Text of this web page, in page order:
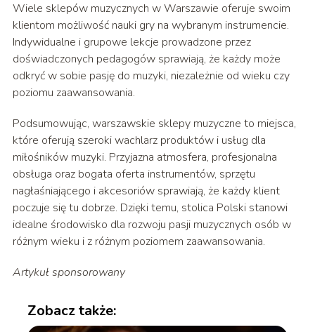
Wiele sklepów muzycznych w Warszawie oferuje swoim
klientom możliwość nauki gry na wybranym instrumencie.
Indywidualne i grupowe lekcje prowadzone przez
doświadczonych pedagogów sprawiają, że każdy może
odkryć w sobie pasję do muzyki, niezależnie od wieku czy
poziomu zaawansowania.
Podsumowując, warszawskie sklepy muzyczne to miejsca,
które oferują szeroki wachlarz produktów i usług dla
miłośników muzyki. Przyjazna atmosfera, profesjonalna
obsługa oraz bogata oferta instrumentów, sprzętu
nagłaśniającego i akcesoriów sprawiają, że każdy klient
poczuje się tu dobrze. Dzięki temu, stolica Polski stanowi
idealne środowisko dla rozwoju pasji muzycznych osób w
różnym wieku i z różnym poziomem zaawansowania.
Artykuł sponsorowany
Zobacz także: